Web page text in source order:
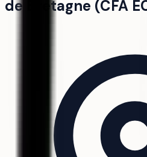
de Bretagne (CFA